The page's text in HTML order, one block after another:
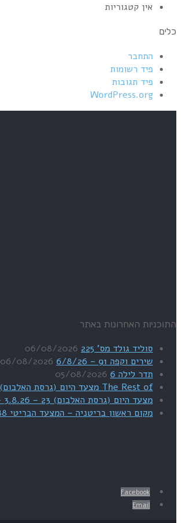
אין קטגוריות
כלים
התחבר
פיד רשומות
פיד תגובות
WordPress.org
התוכניות האחרונות באתר
סוליד גולד מס' 225
06/08/2026
שירים וקפה 91 – 6/8/26
06/08/2026
תדר לילה 6
05/08/2026
The Rest of מצעד היום (גרסת האלבום) 22 – 4.8.26 – מהדורת SWEET DREAMS
מצעד היום (גרסת האלבום) 23 – 3.8.26 – מהדורת לילה רגועה
מקום ראשון בריטניה – המצעד הבריטי 3/8/1988
Facebook
Email